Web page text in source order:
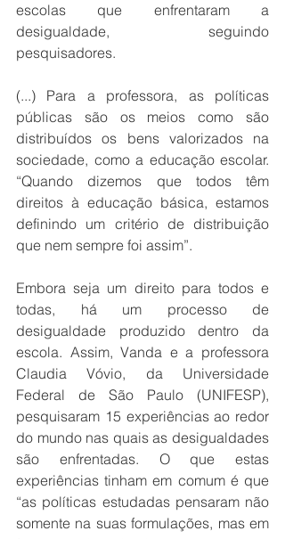
escolas que enfrentaram a
desigualdade, seguindo
pesquisadores.
(...) Para a professora, as políticas
públicas são os meios como são
distribuídos os bens valorizados na
sociedade, como a educação escolar.
“Quando dizemos que todos têm
direitos à educação básica, estamos
definindo um critério de distribuição
que nem sempre foi assim”.
Embora seja um direito para todos e
todas, há um processo de
desigualdade produzido dentro da
escola. Assim, Vanda e a professora
Claudia Vóvio, da Universidade
Federal de São Paulo (UNIFESP),
pesquisaram 15 experiências ao redor
do mundo nas quais as desigualdades
são enfrentadas. O que estas
experiências tinham em comum é que
“as políticas estudadas pensaram não
somente na suas formulações, mas em